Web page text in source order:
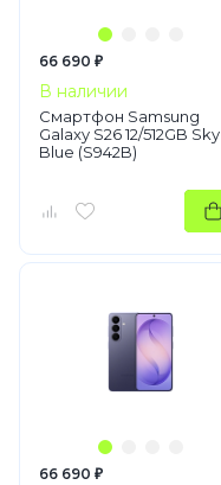
66 690 ₽
В наличии
Смартфон Samsung
Galaxy S26 12/512GB Sky
Blue (S942B)
66 690 ₽